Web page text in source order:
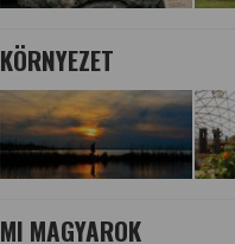
KÖRNYEZET
MI MAGYAROK